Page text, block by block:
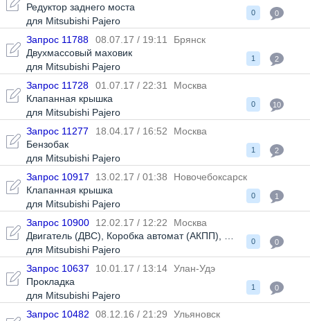
Редуктор заднего моста
для Mitsubishi Pajero
0 0
Запрос 11788 08.07.17 / 19:11
Брянск
Двухмассовый маховик
для Mitsubishi Pajero
1 2
Запрос 11728 01.07.17 / 22:31
Москва
Клапанная крышка
для Mitsubishi Pajero
0 10
Запрос 11277 18.04.17 / 16:52
Москва
Бензобак
для Mitsubishi Pajero
1 2
Запрос 10917 13.02.17 / 01:38
Новочебоксарск
Клапанная крышка
для Mitsubishi Pajero
0 1
Запрос 10900 12.02.17 / 12:22
Москва
Двигатель (ДВС)
Коробка автомат (АКПП)
Селектор АКПП
для Mitsubishi Pajero
0 0
Запрос 10637 10.01.17 / 13:14 Улан-Удэ
Прокладка
для Mitsubishi Pajero
1 0
Запрос 10482 08.12.16 / 21:29
Ульяновск